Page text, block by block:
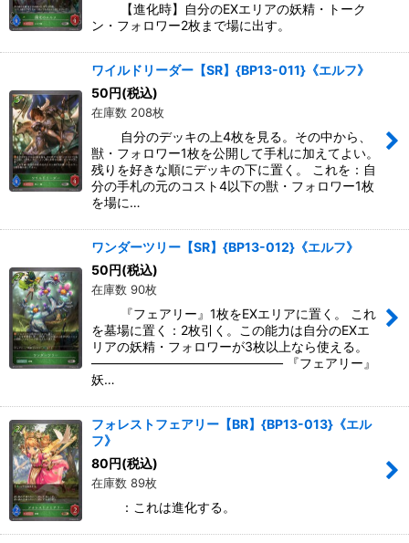
【進化時】自分のEXエリアの妖精・トーク
ン・フォロワー2枚まで場に出す。
ワイルドリーダー【SR】{BP13-011}《エルフ》
50円(税込)
在庫数 208枚
自分のデッキの上4枚を見る。その中から、
獣・フォロワー1枚を公開して手札に加えてよい。
残りを好きな順にデッキの下に置く。 これを：自
分の手札の元のコスト4以下の獣・フォロワー1枚
を場に…
ワンダーツリー【SR】{BP13-012}《エルフ》
50円(税込)
在庫数 90枚
『フェアリー』1枚をEXエリアに置く。 これ
を墓場に置く：2枚引く。この能力は自分のEXエ
リアの妖精・フォロワーが3枚以上なら使える。
――――――――――――――― 『フェアリー』
妖…
フォレストフェアリー【BR】{BP13-013}《エル
フ》
80円(税込)
在庫数 89枚
：これは進化する。